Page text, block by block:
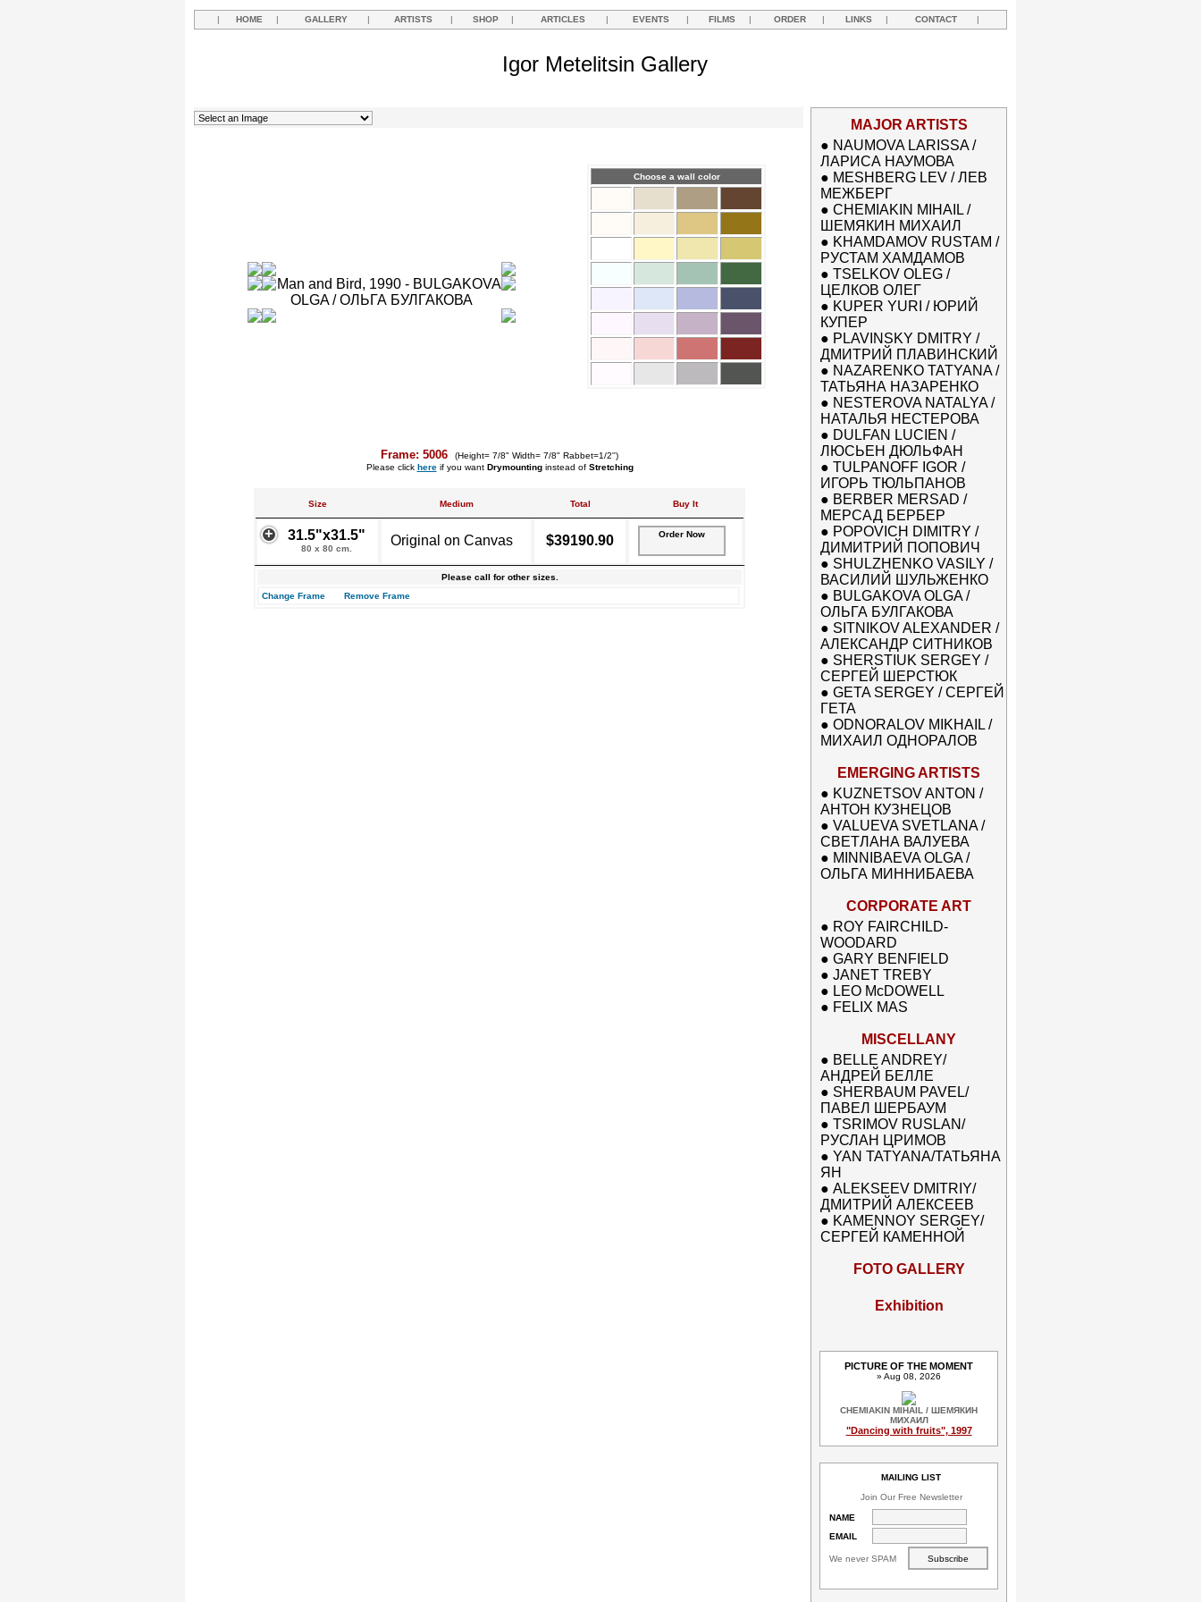
| HOME | GALLERY | ARTISTS | SHOP | ARTICLES | EVENTS | FILMS | ORDER | LINKS | CONTACT |
Igor Metelitsin Gallery
Choose a wall color
Frame: 5006
(Height= 7/8" Width= 7/8" Rabbet=1/2'')
Please click hereif you want Drymountinginstead of Stretching
Size Medium Total Buy It
31.5"x31.5"
80 x 80 cm.
Original on Canvas $39190.90 Order Now
Please call for other sizes.
Change Frame
Remove Frame
MAJOR ARTISTS
● NAUMOVA LARISSA /
ЛАРИСА НАУМОВА
● MESHBERG LEV / ЛЕВ
МЕЖБЕРГ
● CHEMIAKIN MIHAIL /
ШЕМЯКИН МИХАИЛ
● KHAMDAMOV RUSTAM /
РУСТАМ ХАМДАМОВ
● TSELKOV OLEG /
ЦЕЛКОВ ОЛЕГ
● KUPER YURI / ЮРИЙ
КУПЕР
● PLAVINSKY DMITRY /
ДМИТРИЙ ПЛАВИНСКИЙ
● NAZARENKO TATYANA /
ТАТЬЯНА НАЗАРЕНКО
● NESTEROVA NATALYA /
НАТАЛЬЯ НЕСТЕРОВА
● DULFAN LUCIEN /
ЛЮСЬЕН ДЮЛЬФАН
● TULPANOFF IGOR /
ИГОРЬ ТЮЛЬПАНОВ
● BERBER MERSAD /
МЕРСАД БЕРБЕР
● POPOVICH DIMITRY /
ДИМИТРИЙ ПОПОВИЧ
● SHULZHENKO VASILY /
ВАСИЛИЙ ШУЛЬЖЕНКО
● BULGAKOVA OLGA /
ОЛЬГА БУЛГАКОВА
● SITNIKOV ALEXANDER /
АЛЕКСАНДР СИТНИКОВ
● SHERSTIUK SERGEY /
СЕРГЕЙ ШЕРСТЮК
● GETA SERGEY / СЕРГЕЙ
ГЕТА
● ODNORALOV MIKHAIL /
МИХАИЛ ОДНОРАЛОВ
EMERGING ARTISTS
● KUZNETSOV ANTON /
АНТОН КУЗНЕЦОВ
● VALUEVA SVETLANA /
СВЕТЛАНА ВАЛУЕВА
● MINNIBAEVA OLGA /
ОЛЬГА МИННИБАЕВА
CORPORATE ART
● ROY FAIRCHILD-
WOODARD
● GARY BENFIELD
● JANET TREBY
● LEO McDOWELL
● FELIX MAS
MISCELLANY
● BELLE ANDREY/
АНДРЕЙ БЕЛЛЕ
● SHERBAUM PAVEL/
ПАВЕЛ ШЕРБАУМ
● TSRIMOV RUSLAN/
РУСЛАН ЦРИМОВ
● YAN TATYANA/ТАТЬЯНА
ЯН
● ALEKSEEV DMITRIY/
ДМИТРИЙ АЛЕКСЕЕВ
● KAMENNOY SERGEY/
СЕРГЕЙ КАМЕННОЙ
FOTO GALLERY
Exhibition
PICTURE OF THE MOMENT
» Aug 08, 2026
CHEMIAKIN MIHAIL / ШЕМЯКИН
МИХАИЛ
"Dancing with fruits", 1997
MAILING LIST
Join Our Free Newsletter
NAME
EMAIL
We never SPAM